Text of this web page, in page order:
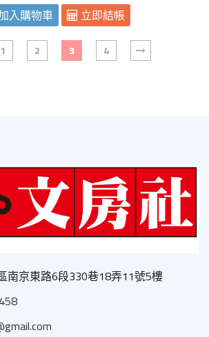
入購物車
立即結帳
1 2 3 4
南京東路6段330巷18弄11號5樓